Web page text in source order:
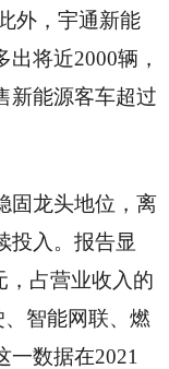
外，宇通新能
出将近2000辆，
新能源客车超过
固龙头地位，离
投入。报告显
，占营业收入的
智能网联、燃
一数据在2021